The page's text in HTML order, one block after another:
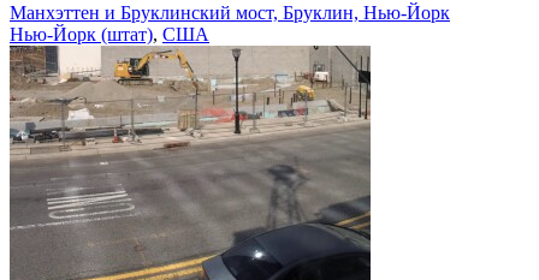
Манхэттен и Бруклинский мост, Бруклин, Нью-Йорк
Нью-Йорк (штат), США